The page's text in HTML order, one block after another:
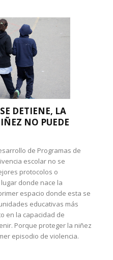
DETIENE, LA
NO PUEDE
de Programas de
escolar no se
protocolos o
donde nace la
espacio donde esta se
educativas más
en la capacidad de
Porque proteger la niñez
episodio de violencia.